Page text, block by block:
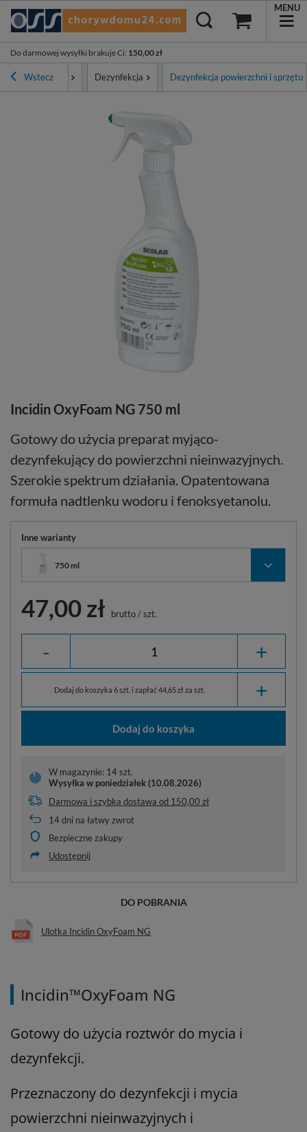
Do darmowej wysyłki brakuje Ci: 150,00 zł
MENU
Wstecz
Higiena i ochrona Dezynfekcja Dezynfekcja powierzchni i sprzętu
Incidin OxyFoam NG 750 ml
Gotowy do użycia preparat myjąco-
dezynfekujący do powierzchni nieinwazyjnych.
Szerokie spektrum działania. Opatentowana
formuła nadtlenku wodoru i fenoksyetanolu.
Inne warianty
750 ml
47,00 zł brutto/szt.
- +
Dodaj do koszyka 6 szt. i zapłać 44,65 zł za szt. +
Dodaj do koszyka
W magazynie: 14 szt.
Wysyłka w poniedziałek (10.08.2026)
Darmowa i szybka dostawa od 150,00 zł
14dni na łatwy zwrot
Bezpieczne zakupy
Udostępnij
DO POBRANIA
Ulotka Incidin OxyFoam NG
Incidin™OxyFoam NG
Gotowy do użycia roztwór do mycia i
dezynfekcji.
Przeznaczony do dezynfekcji i mycia
powierzchni nieinwazyjnych i